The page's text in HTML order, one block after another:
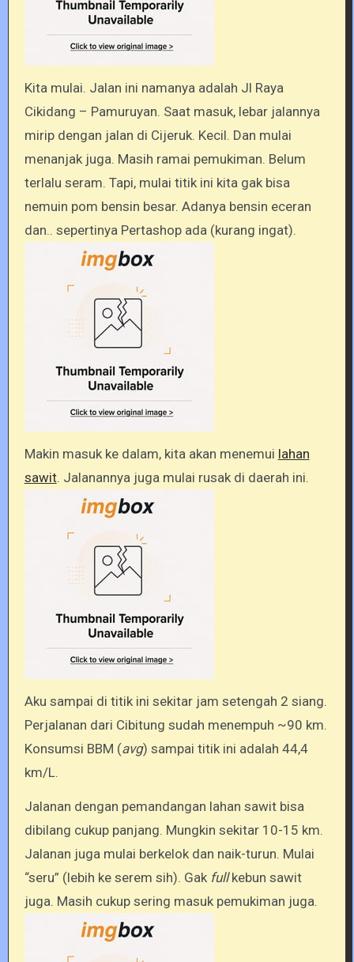
Kita mulai. Jalan ini namanya adalah Jl Raya
Cikidang – Pamuruyan. Saat masuk, lebar jalannya
mirip dengan jalan di Cijeruk. Kecil. Dan mulai
menanjak juga. Masih ramai pemukiman. Belum
terlalu seram. Tapi, mulai titik ini kita gak bisa
nemuin pom bensin besar. Adanya bensin eceran
dan.. sepertinya Pertashop ada (kurang ingat).
Makin masuk ke dalam, kita akan menemui lahan
sawit. Jalanannya juga mulai rusak di daerah ini.
Aku sampai di titik ini sekitar jam setengah 2 siang.
Perjalanan dari Cibitung sudah menempuh ~90 km.
Konsumsi BBM (avg) sampai titik ini adalah 44,4
km/L.
Jalanan dengan pemandangan lahan sawit bisa
dibilang cukup panjang. Mungkin sekitar 10-15 km.
Jalanan juga mulai berkelok dan naik-turun. Mulai
“seru” (lebih ke serem sih). Gak fullkebun sawit
juga. Masih cukup sering masuk pemukiman juga.